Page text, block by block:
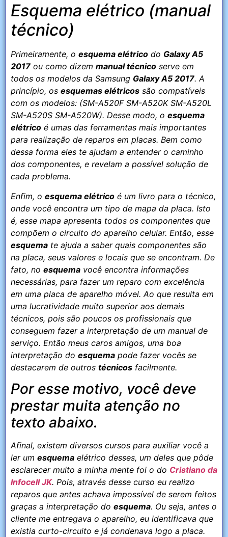
Esquema elétrico (manual
técnico)
Primeiramente, o esquema elétrico do Galaxy A5
2017 ou como dizem manual técnico serve em
todos os modelos da Samsung Galaxy A5 2017. A
princípio, os esquemas elétricos são compatíveis
com os modelos: (SM-A520F SM-A520K SM-A520L
SM-A520S SM-A520W). Desse modo, o esquema
elétrico é umas das ferramentas mais importantes
para realização de reparos em placas. Bem como
dessa forma eles te ajudam a entender o caminho
dos componentes, e revelam a possível solução de
cada problema.
Enfim, o esquema elétrico é um livro para o técnico,
onde você encontra um tipo de mapa da placa. Isto
é, esse mapa apresenta todos os componentes que
compõem o circuito do aparelho celular. Então, esse
esquema te ajuda a saber quais componentes são
na placa, seus valores e locais que se encontram. De
fato, no esquema você encontra informações
necessárias, para fazer um reparo com excelência
em uma placa de aparelho móvel. Ao que resulta em
uma lucratividade muito superior aos demais
técnicos, pois são poucos os profissionais que
conseguem fazer a interpretação de um manual de
serviço. Então meus caros amigos, uma boa
interpretação do esquema pode fazer vocês se
destacarem de outros técnicos facilmente.
Por esse motivo, você deve
prestar muita atenção no
texto abaixo.
Afinal, existem diversos cursos para auxiliar você a
ler um esquema elétrico desses, um deles que pôde
esclarecer muito a minha mente foi o do Cristiano da
Infocell JK. Pois, através desse curso eu realizo
reparos que antes achava impossível de serem feitos
graças a interpretação do esquema. Ou seja, antes o
cliente me entregava o aparelho, eu identificava que
existia curto-circuito e já condenava logo a placa.